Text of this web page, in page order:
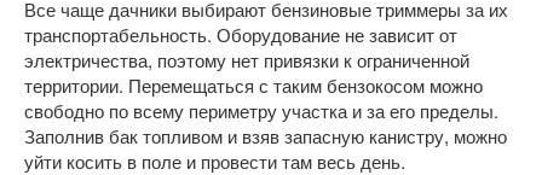
Все чаще дачники выбирают бензиновые триммеры за их
транспортабельность. Оборудование не зависит от
электричества, поэтому нет привязки к ограниченной
территории. Перемещаться с таким бензокосом можно
свободно по всему периметру участка и за его пределы.
Заполнив бак топливом и взяв запасную канистру, можно
уйти косить в поле и провести там весь день.